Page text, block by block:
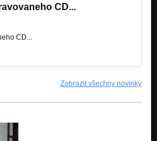
CD...
CD...
Zobrazit všechny novinky